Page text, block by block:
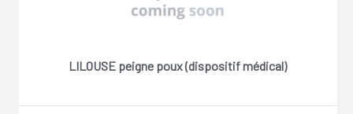
LILOUSE peigne poux (dispositif médical)